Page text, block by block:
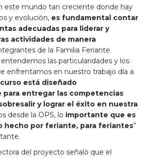
este mundo tan creciente donde hay
y evolución, es fundamental contar
adecuadas para liderar y
actividades de manera
de la Familia Feriante
las particularidades y los
enfrentamos en nuestro trabajo día a
está diseñado
entregar las competencias
y lograr el éxito en nuestra
desde la OPS, lo importante que es
hecho por feriante, para feriantes”
del proyecto señaló que el